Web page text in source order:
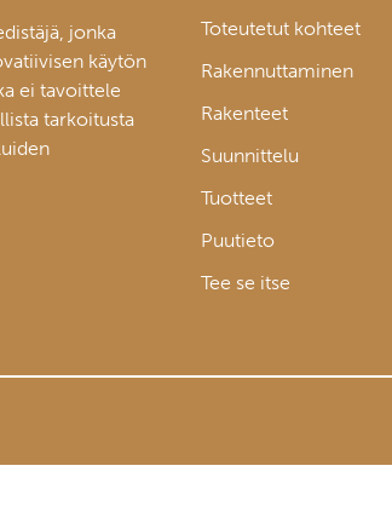
jonka
käytön
ei tavoittele
tarkoitusta
Toteutetut kohteet
Rakennuttaminen
Rakenteet
Suunnittelu
Tuotteet
Puutieto
Tee se itse